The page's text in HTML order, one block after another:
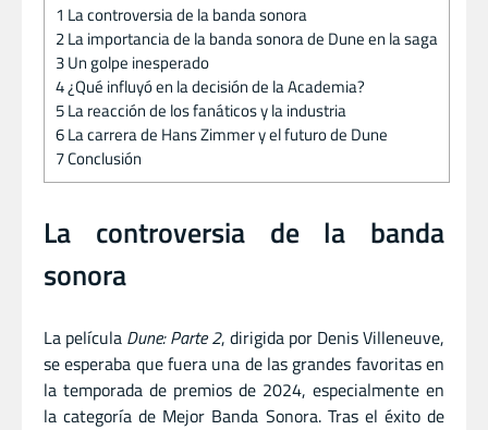
1 La controversia de la banda sonora
2La importancia de la banda sonora de Dune en la saga
3Un golpe inesperado
4¿Qué influyó en la decisión de la Academia?
5La reacción de los fanáticos y la industria
6La carrera de Hans Zimmer y el futuro de Dune
7Conclusión
La controversia de la banda
sonora
La película Dune: Parte 2, dirigida por Denis Villeneuve,
se esperaba que fuera una de las grandes favoritas en
la temporada de premios de 2024, especialmente en
la categoría de Mejor Banda Sonora. Tras el éxito de